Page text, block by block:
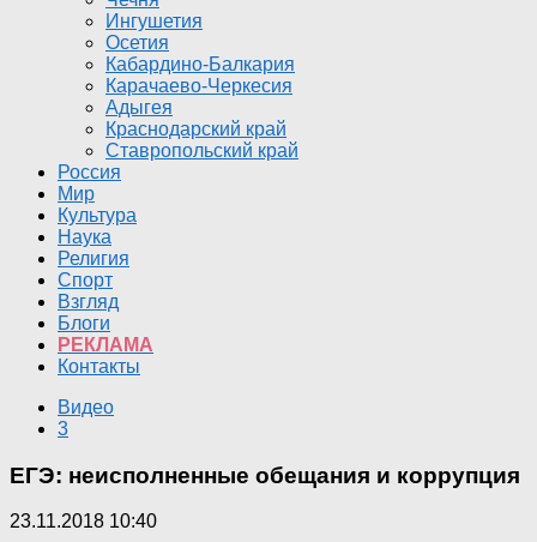
Ингушетия
Осетия
Кабардино-Балкария
Карачаево-Черкесия
Адыгея
Краснодарский край
Ставропольский край
Россия
Мир
Культура
Наука
Религия
Спорт
Взгляд
Блоги
РЕКЛАМА
Контакты
Видео
3
ЕГЭ: неисполненные обещания и коррупция
23.11.2018 10:40